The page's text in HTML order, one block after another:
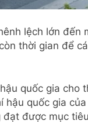
lệch lớn đến
thời gian để
quốc gia cho
quốc gia
được mục